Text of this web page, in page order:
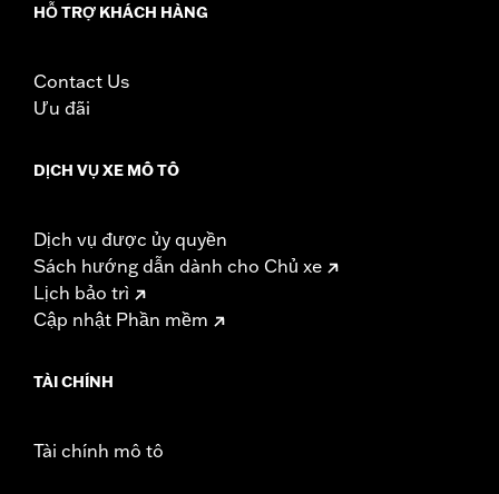
HỖ TRỢ KHÁCH HÀNG
Contact Us
Ưu đãi
DỊCH VỤ XE MÔ TÔ
Dịch vụ được ủy quyền
Sách hướng dẫn dành cho Chủ xe
Lịch bảo trì
Cập nhật Phần mềm
TÀI CHÍNH
Tài chính mô tô